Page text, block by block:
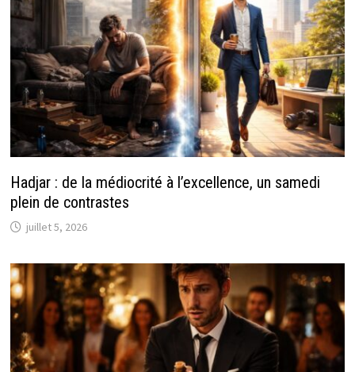
Hadjar : de la médiocrité à l’excellence, un samedi
plein de contrastes
juillet 5, 2026